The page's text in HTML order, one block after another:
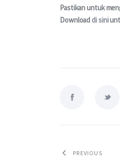
Pastikan untuk
Download di sini
PREVIOUS